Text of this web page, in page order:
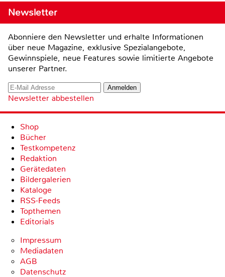
Newsletter
Abonniere den Newsletter und erhalte Informationen
über neue Magazine, exklusive Spezialangebote,
Gewinnspiele, neue Features sowie limitierte Angebote
unserer Partner.
Newsletter abbestellen
Shop
Bücher
Testkompetenz
Redaktion
Gerätedaten
Bildergalerien
Kataloge
RSS-Feeds
Topthemen
Editorials
Impressum
Mediadaten
AGB
Datenschutz